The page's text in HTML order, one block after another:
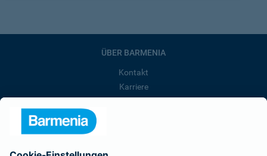
ÜBER BARMENIA
Kontakt
Karriere